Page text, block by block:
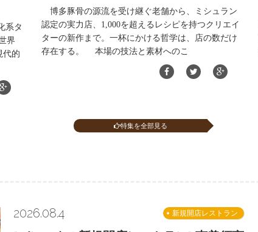
系タ
界
代的
博多豚骨の源流を受け継ぐ老舗から、ミシュラン
認定の実力店、1,000を超えるレシピを持つクリエイ
ターの新作まで。一杯にかける哲学は、店の数だけ
存在する。 本場の技法と素材へのこ
特集を全部見る
新規開店レストラン
2026.08.4